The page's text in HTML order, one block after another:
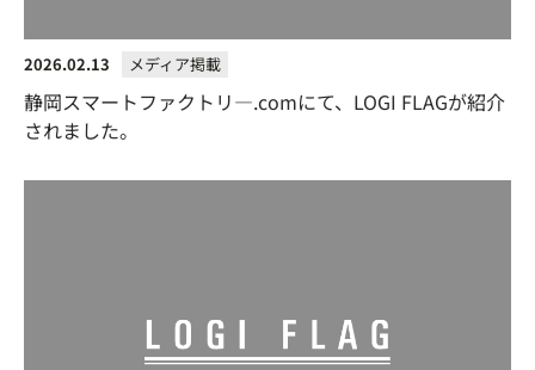
2026.02.13 メディア掲載
静岡スマートファクトリ―.comにて、LOGI FLAGが紹介
されました。